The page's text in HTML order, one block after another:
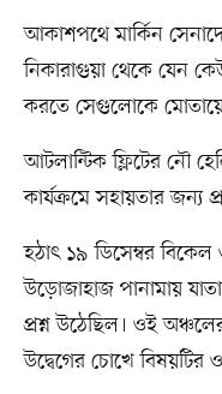
আকাশপথে মার্কিন
নিকারাগুয়া থেকে যেন
করতে সেগুলোকে
আটলান্টিক ফ্লিটের নৌ
কার্যক্রমে সহায়তার জন্য
হঠাৎ ১৯ ডিসেম্বর বিকেল
উড়োজাহাজ পানামায়
প্রশ্ন উঠেছিল। ওই
উদ্বেগের চোখে